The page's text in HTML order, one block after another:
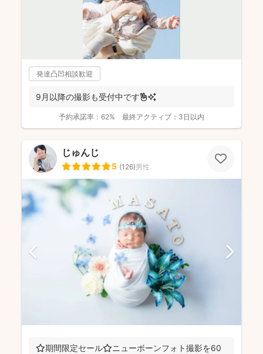
発達凸凹相談歓迎
9月以降の撮影も受付中です✌️✨
予約承諾率： 62% 最終アクティブ： 3日以内
じゅんじ
5 (126)男性
⭐️期間限定セール⭐️ニューボーンフォト撮影を60